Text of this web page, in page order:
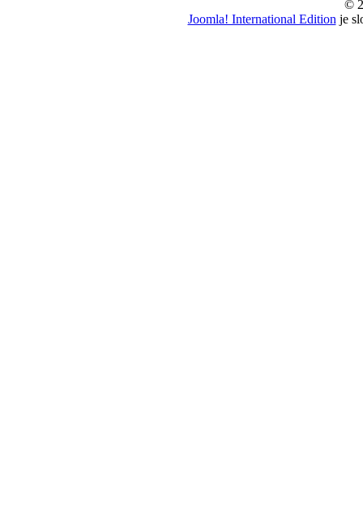
©
Joomla! International Edition je